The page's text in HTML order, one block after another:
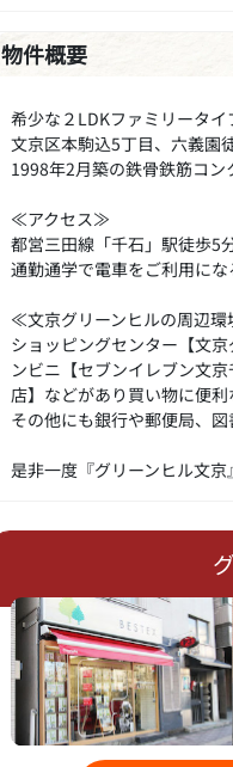
物件概要
希少な２LDKファミリータイ
文京区本駒込5丁目、六義園
1998年2月築の鉄骨鉄筋コン
≪アクセス≫
都営三田線「千石」駅徒歩5
通勤通学で電車をご利用にな
≪文京グリーンヒルの周辺
ショッピングセンター【文
ンビニ【セブンイレブン文
店】などがあり買い物に便利
その他にも銀行や郵便局、
是非一度『グリーンヒル文京